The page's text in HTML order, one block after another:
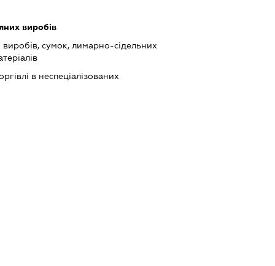
виробів
сумок, лимарно-сідельних
в неспеціалізованих